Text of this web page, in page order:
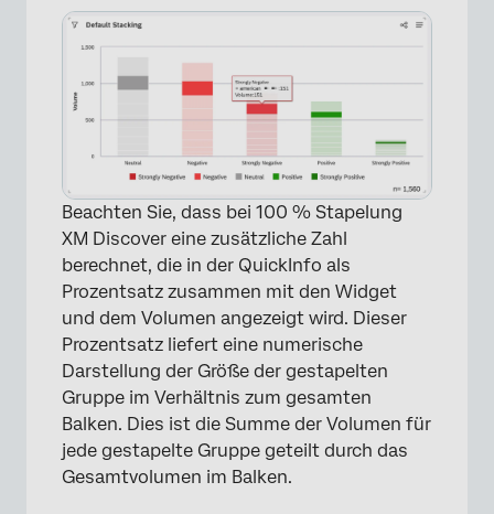
×
Beachten Sie, dass bei 100 % Stapelung
XM Discover eine zusätzliche Zahl
berechnet, die in der QuickInfo als
Prozentsatz zusammen mit den Widget
und dem Volumen angezeigt wird. Dieser
Prozentsatz liefert eine numerische
Darstellung der Größe der gestapelten
Gruppe im Verhältnis zum gesamten
Balken. Dies ist die Summe der Volumen für
jede gestapelte Gruppe geteilt durch das
Gesamtvolumen im Balken.